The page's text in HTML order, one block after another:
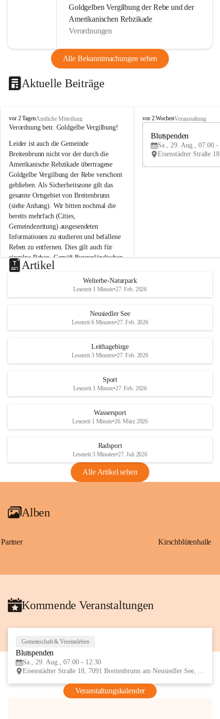
Goldgelben Vergilbung der Rebe und der
Amerikanischen Rebzikade
Verordnungen
Alle Bekanntmachungen sehen
Aktuelle Beiträge
B
r
i
t
e
n
b
r
u
n
n
a
m
N
e
u
s
d
S
vor 2 TagenAmtliche Mitteilung
Verordnung betr. Goldgelbe Vergilbung!
Leider ist auch die Gemeinde
Breitenbrunn nicht vor der durch die
Amerikanische Rebzikade übertragene
Goldgelbe Vergilbung der Rebe verschont
geblieben. Als Sicherheitszone gilt das
gesamte Ortsgebiet von Breitenbrunn
(siehe Anhang). Wir bitten nochmal die
bereits mehrfach (Cities,
Gemeindezeitung) ausgesendeten
Informationen zu studieren und befallene
Reben zu entfernen. Dies gilt auch für
einzelne Reben. Gemäß Burgenländischen
Weinbaugesetz sind nicht gepflegte oder
unzulässige Weingärten zu roden! Bitte
helfen wir zusammen um unsere Winzer
vor den prognostizierten Ernteausfällen
und den daraus folgenden wirtschaftlichen
Maßnahmen zur Bekämpfung
Rebe und der Amerikanischen
Anhang VBl. EU Nr. 18
1 Seite•1,4 MB
VBl. EU Nr. 18_2026
B
e
u
e
d
r
S
vor 2 WochenVeranstaltung
Blutspenden
Sa., 29. Aug., 07:00 -
Artikel
Welterbe-Naturpark
Lesezeit 1 Minute•27. Feb. 2026
Neusiedler See
Lesezeit 6 Minuten•27. Feb. 2026
Leithagebirge
Lesezeit 3 Minuten•27. Feb. 2026
Sport
Lesezeit 1 Minute•27. Feb. 2026
Wassersport
Lesezeit 1 Minute•26. März 2026
Radsport
Lesezeit 3 Minuten•27. Juli 2026
Alle Artikel sehen
Alben
Partner Kirschblütenhalle
Kommende Veranstaltungen
Gemeinschaft & Vereinsleben
Blutspenden
Sa., 29. Aug., 07:00 - 12:30
Eisenstädter Straße 18, 7091 Breitenbrunn am Neusiedler See, AUT
Veranstaltungskalender